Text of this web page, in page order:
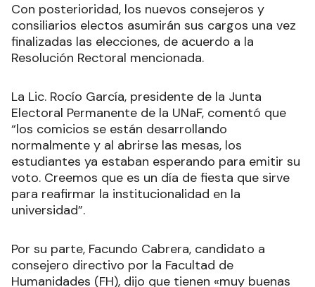
Con posterioridad, los nuevos consejeros y
consiliarios electos asumirán sus cargos una vez
finalizadas las elecciones, de acuerdo a la
Resolución Rectoral mencionada.
La Lic. Rocío García, presidente de la Junta
Electoral Permanente de la UNaF, comentó que
“los comicios se están desarrollando
normalmente y al abrirse las mesas, los
estudiantes ya estaban esperando para emitir su
voto. Creemos que es un día de fiesta que sirve
para reafirmar la institucionalidad en la
universidad”.
Por su parte, Facundo Cabrera, candidato a
consejero directivo por la Facultad de
Humanidades (FH), dijo que tienen «muy buenas